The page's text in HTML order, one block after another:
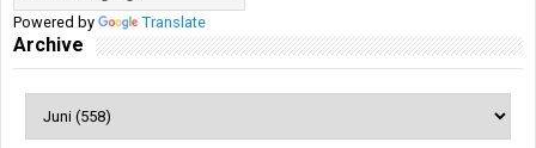
Powered by Translate
Archive